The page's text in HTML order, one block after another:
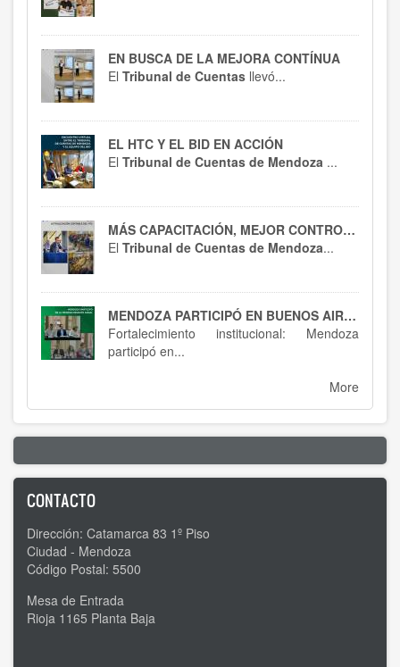
EN BUSCA DE LA MEJORA CONTÍNUA
El Tribunal de Cuentas llevó...
EL HTC Y EL BID EN ACCIÓN
El Tribunal de Cuentas de Mendoza ...
MÁS CAPACITACIÓN, MEJOR CONTROL : EL HTC SE ACTUALIZA EN RT 54
El Tribunal de Cuentas de Mendoza...
MENDOZA PARTICIPÓ EN BUENOS AIRES : SPTCRA
Fortalecimiento institucional: Mendoza
participó en...
More
CONTACTO
Dirección: Catamarca 83 1º Piso
Ciudad - Mendoza
Código Postal: 5500
Mesa de Entrada
Rioja 1165 Planta Baja